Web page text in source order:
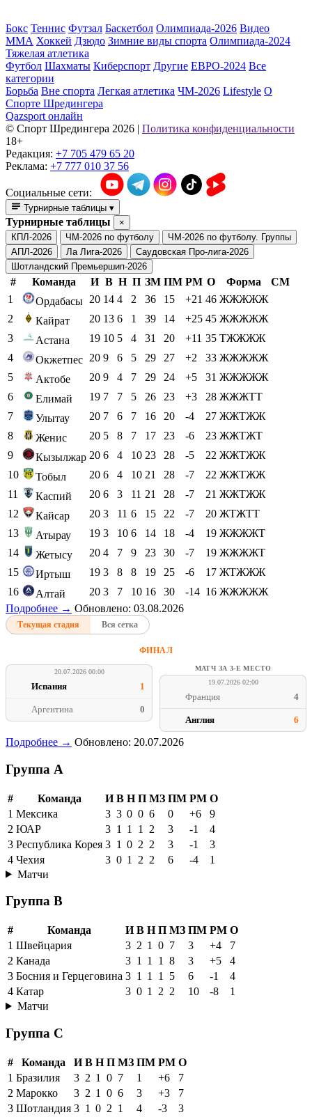
Бокс Теннис Футзал Баскетбол Олимпиада-2026 Видео
ММА Хоккей Дзюдо Зимние виды спорта Олимпиада-2024
Тяжелая атлетика
Футбол Шахматы Киберспорт Другие ЕВРО-2024 Все
категории
Борьба Вне спорта Легкая атлетика ЧМ-2026 Lifestyle О
Спорте Шредингера
Qazsport онлайн
© Cпорт Шредингера 2026 | Политика конфиденциальности
18+
Редакция: +7 705 479 65 20
Реклама: +7 777 010 37 56
Социальные сети:
Турнирные таблицы ▾
Турнирные таблицы
×
КПЛ-2026
ЧМ-2026 по футболу
ЧМ-2026 по футболу. Группы
АПЛ-2026
Ла Лига-2026
Саудовская Про-лига-2026
Шотландский Премьершип-2026
# Команда И В Н П ЗМ ПМ РМ О Форма
СМ
1
Ордабасы 20 14 4 2 36 15 +21 46 ЖЖЖЖЖ
2
Кайрат 20 13 6 1 39 14 +25 45 ЖЖЖЖЖ
3
Астана 19 10 5 4 31 20 +11 35 ТЖЖЖЖ
4
Окжетпес 20 9 6 5 29 27 +2 33 ЖЖЖЖЖ
5
Актобе 20 9 4 7 29 24 +5 31 ЖЖЖЖЖ
6
Елимай 19 7 7 5 26 23 +3 28 ЖЖЖТТ
7
Улытау 20 7 6 7 16 20 -4 27 ЖЖТЖЖ
8
Женис 20 5 8 7 17 23 -6 23 ЖЖТЖТ
9
Кызылжар 20 6 4 10 23 28 -5 22 ЖЖТЖЖ
10
Тобыл 20 6 4 10 21 28 -7 22 ЖЖТЖЖ
11
Каспий 20 6 3 11 21 28 -7 21 ЖЖТЖЖ
12
Кайсар 20 3 11 6 15 22 -7 20 ЖТЖТТ
13
Атырау 19 3 10 6 14 18 -4 19 ЖЖЖЖТ
14
Жетысу 20 4 7 9 23 30 -7 19 ЖЖЖЖТ
15
Иртыш 19 3 8 8 19 25 -6 17 ЖТЖЖЖ
16
Алтай 20 3 7 10 16 30 -14 16 ЖЖЖЖЖ
Подробнее → Обновлено: 03.08.2026
Текущая стадия Вся сетка
ФИНАЛ
20.07.2026 00:00
Испания 1
Аргентина 0
МАТЧ ЗА 3-Е МЕСТО
19.07.2026 02:00
Франция 4
Англия 6
Подробнее → Обновлено: 20.07.2026
Группа A
# Команда И В Н П МЗ ПМ РМ О
1 Мексика 3 3 0 0 6 0 +6
9
2 ЮАР 3 1 1 1 2 3 -1
4
3 Республика Корея 3 1 0 2 2 3 -1
3
4 Чехия 3 0 1 2 2 6 -4
1
Матчи
Группа B
# Команда И В Н П МЗ ПМ РМ О
1 Швейцария 3 2 1 0 7 3 +4
7
2 Канада 3 1 1 1 8 3 +5
4
3 Босния и Герцеговина 3 1 1 1 5 6 -1
4
4 Катар 3 0 1 2 2 10 -8
1
Матчи
Группа C
# Команда И В Н П МЗ ПМ РМ О
1 Бразилия 3 2 1 0 7 1 +6
7
2 Марокко 3 2 1 0 6 3 +3
7
3 Шотландия 3 1 0 2 1 4 -3 3